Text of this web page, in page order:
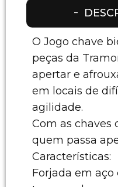
O Jogo chave
peças da
apertar e
em locais de
agilidade.
Com as chaves
quem passa
Características:
Forjada em